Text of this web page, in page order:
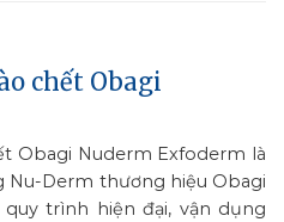
chết Obagi
Obagi Nuderm Exfoderm là
Nu-Derm thương hiệu Obagi
quy trình hiện đại, vận dụng